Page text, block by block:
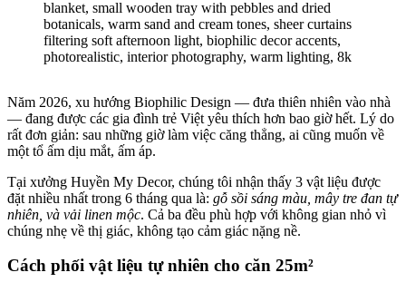
Năm 2026, xu hướng Biophilic Design — đưa thiên nhiên vào nhà
— đang được các gia đình trẻ Việt yêu thích hơn bao giờ hết. Lý do
rất đơn giản: sau những giờ làm việc căng thẳng, ai cũng muốn về
một tổ ấm dịu mắt, ấm áp.
Tại xưởng Huyền My Decor, chúng tôi nhận thấy 3 vật liệu được
đặt nhiều nhất trong 6 tháng qua là: gỗ sồi sáng màu, mây tre đan tự
nhiên, và vải linen mộc. Cả ba đều phù hợp với không gian nhỏ vì
chúng nhẹ về thị giác, không tạo cảm giác nặng nề.
Cách phối vật liệu tự nhiên cho căn 25m²